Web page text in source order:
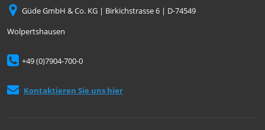
Güde GmbH & Co. KG | Birkichstrasse 6 | D-74549
Wolpertshausen
+49 (0)7904-700-0
Kontaktieren Sie uns hier